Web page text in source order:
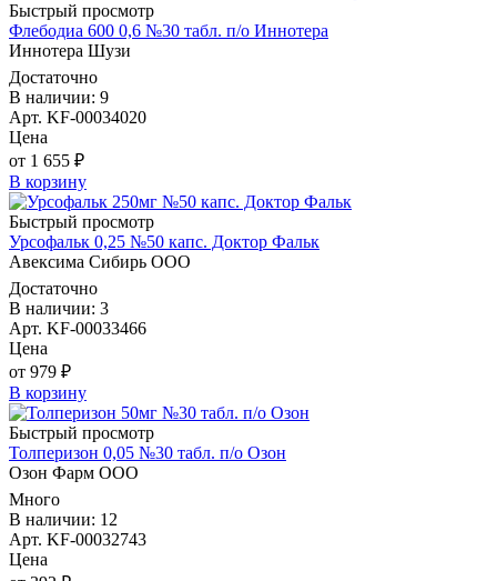
Быстрый просмотр
Флебодиа 600 0,6 №30 табл. п/о Иннотера
Иннотера Шузи
Достаточно
В наличии: 9
Арт. KF-00034020
Цена
от 1 655 ₽
В корзину
Быстрый просмотр
Урсофальк 0,25 №50 капс. Доктор Фальк
Авексима Сибирь ООО
Достаточно
В наличии: 3
Арт. KF-00033466
Цена
от 979 ₽
В корзину
Быстрый просмотр
Толперизон 0,05 №30 табл. п/о Озон
Озон Фарм ООО
Много
В наличии: 12
Арт. KF-00032743
Цена